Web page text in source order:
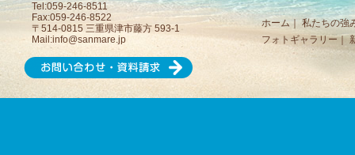
Tel:059-246-8511
Fax:059-246-8522
〒514-0815 三重県津市藤方 593-1
Mail:info@sanmare.jp
ホーム
私たちの強
フォトギャラリー｜